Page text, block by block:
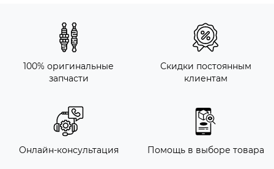
100% оригинальные
запчасти
Скидки постоянным
клиентам
Онлайн-консультация Помощь в выборе товара